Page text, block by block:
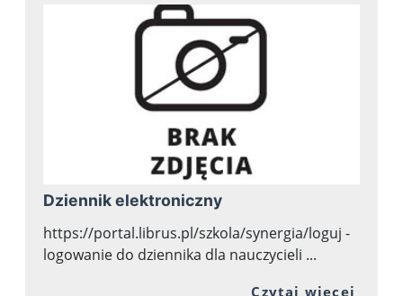
Dziennik elektroniczny
https://portal.librus.pl/szkola/synergia/loguj -
logowanie do dziennika dla nauczycieli ...
Czytaj więcej